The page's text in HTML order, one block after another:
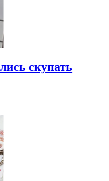
скупать